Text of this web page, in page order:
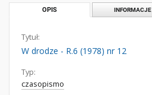
OPIS INFORMACJE
Tytuł:
W drodze - R.6 (1978) nr 12
Typ:
czasopismo